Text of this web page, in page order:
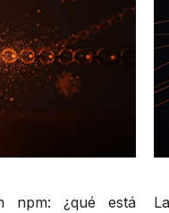
npm: ¿qué está